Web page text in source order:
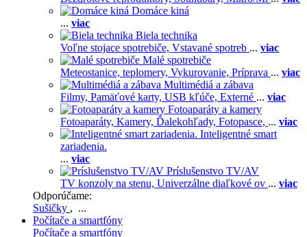
Domáce kiná
... viac
Biela technika
Voľne stojace spotrebiče, Vstavané spotreb ... viac
Malé spotrebiče
Meteostanice, teplomery, Vykurovanie, Príprava ... viac
Multimédiá a zábava
Filmy, Pamäťové karty, USB kľúče, Externé ... viac
Fotoaparáty a kamery
Fotoaparáty, Kamery, Ďalekohľady, Fotopasce, ... viac
Inteligentné smart
zariadenia.
... viac
Príslušenstvo TV/AV
TV konzoly na stenu, Univerzálne diaľkové ov ... viac
Odporúčame:
Sušičky , ...
Počítače a smartfóny
Počítače a smartfóny